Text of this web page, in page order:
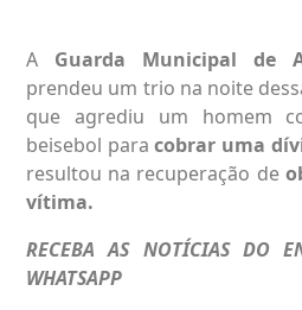
A Guarda Municipal de
prendeu um trio na noite
que agrediu um homem
beisebol paracobrar uma
resultou na recuperação de
vítima.
RECEBA AS NOTÍCIAS DO
WHATSAPP